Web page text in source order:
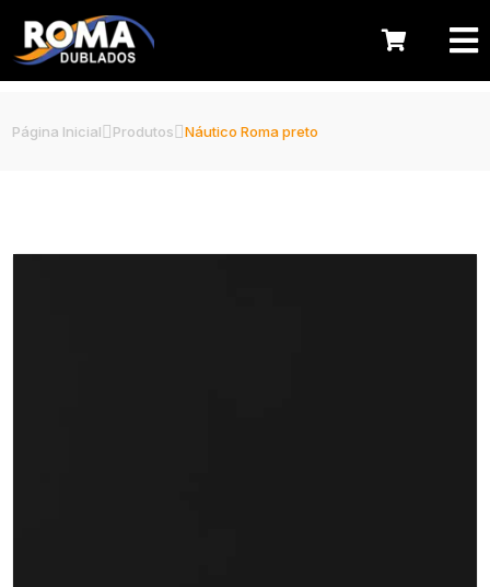
Página Inicial Produtos Náutico Roma preto